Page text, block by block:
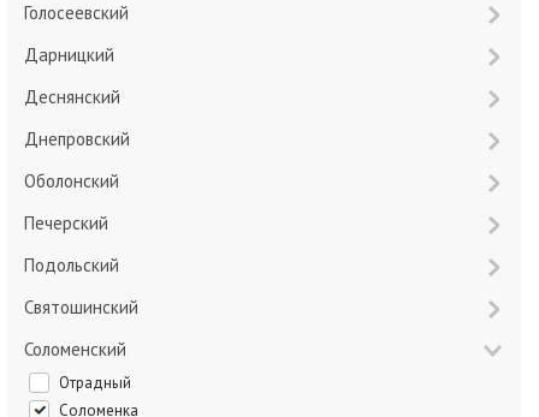
Голосеевский
Дарницкий
Деснянский
Днепровский
Оболонский
Печерский
Подольский
Святошинский
Соломенский
Отрадный
Соломенка